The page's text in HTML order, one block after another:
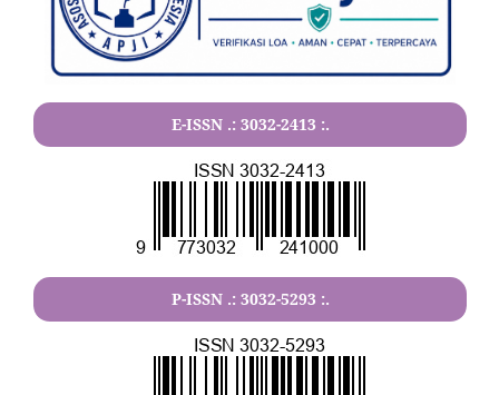
E-ISSN .: 3032-2413 :.
P-ISSN .: 3032-5293 :.